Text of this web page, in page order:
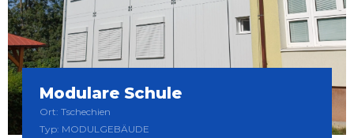
Modulare Schule
Ort: Tschechien
Typ: MODULGEBÄUDE